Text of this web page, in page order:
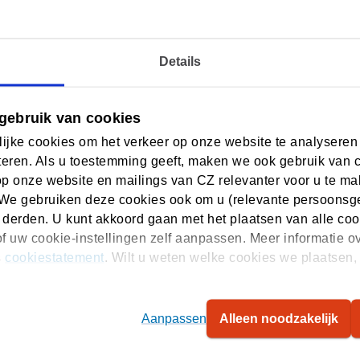
Details
van cookies
cookies om het verkeer op onze website te
Als u toestemming geeft, maken we ook gebruik van
onze website en mailings van CZ relevanter voor u te
gebruiken deze cookies ook om u (relevante
U kunt akkoord gaan met het plaatsen van alle
uw cookie-instellingen zelf aanpassen. Meer informatie
cookiestatement. Wilt u weten welke cookies we
Alleen noodzakelijk
Aanpassen
tarief vergoed. Een naturapolis is goedkoper.
u kunt ook een vrijwillig eigen risico erbij nemen.
eigen risico gespreid te betalen in 10
als u in 1 keer betaalt, krijgt u korting op uw premie.
zorg die niet in het
niet in het basispakket zitten, bijvoorbeeld
en premies van aanvullende verzekering
aanvullende verzekering wil afsluiten. Voor een